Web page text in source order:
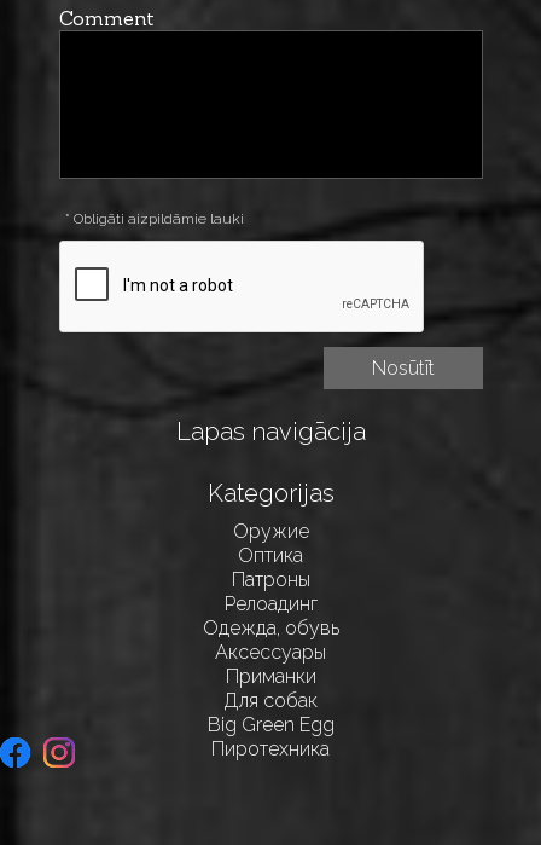
Comment
* Obligāti aizpildāmie lauki
Lapas navigācija
Kategorijas
Оружие
Оптика
Патроны
Релоадинг
Одежда, обувь
Аксессуары
Приманки
Для собак
Big Green Egg
Пиротехника